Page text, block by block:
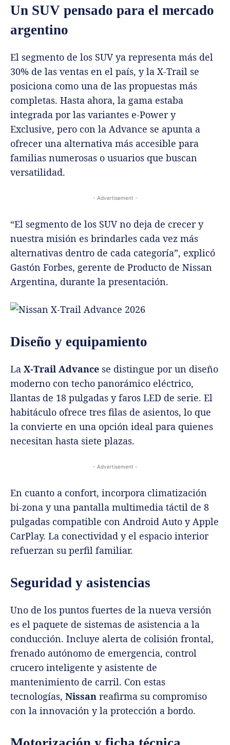
Un SUV pensado para el mercado
argentino
El segmento de los SUV ya representa más del
30% de las ventas en el país, y la X-Trail se
posiciona como una de las propuestas más
completas. Hasta ahora, la gama estaba
integrada por las variantes e-Power y
Exclusive, pero con la Advance se apunta a
ofrecer una alternativa más accesible para
familias numerosas o usuarios que buscan
versatilidad.
- Advertisement -
“El segmento de los SUV no deja de crecer y
nuestra misión es brindarles cada vez más
alternativas dentro de cada categoría”, explicó
Gastón Forbes, gerente de Producto de Nissan
Argentina, durante la presentación.
Diseño y equipamiento
La X-Trail Advance se distingue por un diseño
moderno con techo panorámico eléctrico,
llantas de 18 pulgadas y faros LED de serie. El
habitáculo ofrece tres filas de asientos, lo que
la convierte en una opción ideal para quienes
necesitan hasta siete plazas.
- Advertisement -
En cuanto a confort, incorpora climatización
bi-zona y una pantalla multimedia táctil de 8
pulgadas compatible con Android Auto y Apple
CarPlay. La conectividad y el espacio interior
refuerzan su perfil familiar.
Seguridad y asistencias
Uno de los puntos fuertes de la nueva versión
es el paquete de sistemas de asistencia a la
conducción. Incluye alerta de colisión frontal,
frenado autónomo de emergencia, control
crucero inteligente y asistente de
mantenimiento de carril. Con estas
tecnologías, Nissan reafirma su compromiso
con la innovación y la protección a bordo.